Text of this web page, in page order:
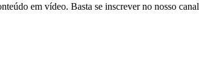
em vídeo. Basta se inscrever no nosso canal